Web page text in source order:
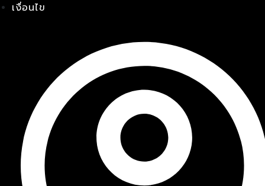
เงื่อนไข